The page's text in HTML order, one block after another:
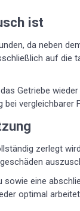
ist
da neben
auf die
Getriebe
vergleichbarer
zerlegt
eine
optimal arbeitet.